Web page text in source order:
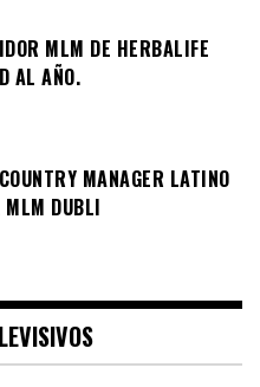
MLM DE HERBALIFE
AL AÑO.
MANAGER LATINO
MLM DUBLI